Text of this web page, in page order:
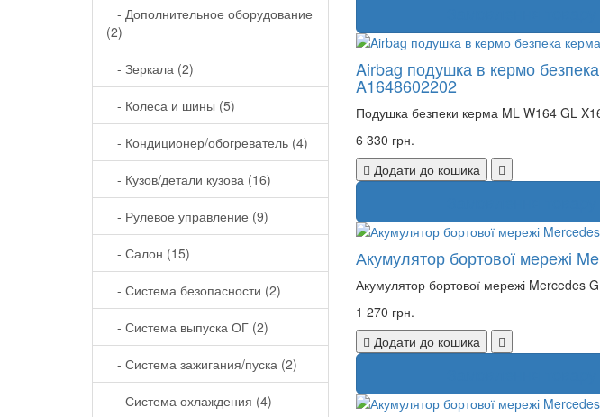
- Дополнительное оборудование
(2)
- Зеркала (2)
- Колеса и шины (5)
- Кондиционер/обогреватель (4)
- Кузов/детали кузова (16)
- Рулевое управление (9)
- Салон (15)
- Система безопасности (2)
- Система выпуска ОГ (2)
- Система зажигания/пуска (2)
- Система охлаждения (4)
Airbag подушка в кермо
A1648602202
Подушка безпеки керма ML W164 GL
6 330 грн.
Додати до кошика
Акумулятор бортової мережі
Акумулятор бортової мережі
1 270 грн.
Додати до кошика